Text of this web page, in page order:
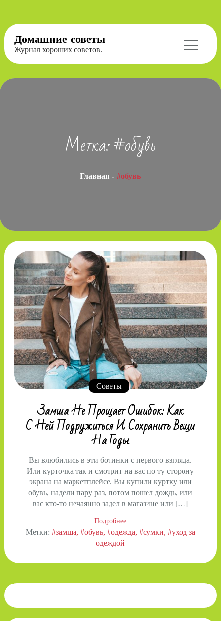
Перейти
содержимому
Домашние советы
Журнал хороших советов.
Метка:#обувь
Главная #обувь
Советы
Замша Не Прощает Ошибок: Как
С Ней Подружиться И Сохранить Вещи
На Годы
Вы влюбились в эти ботинки с первого взгляда.
Или курточка так и смотрит на вас по ту сторону
экрана на маркетплейсе. Вы купили куртку или
обувь, надели пару раз, потом пошел дождь, или
вас кто-то нечаянно задел в магазине или […]
Подробнее
Метки: #замша #обувь #одежда #сумки #уход за
одеждой